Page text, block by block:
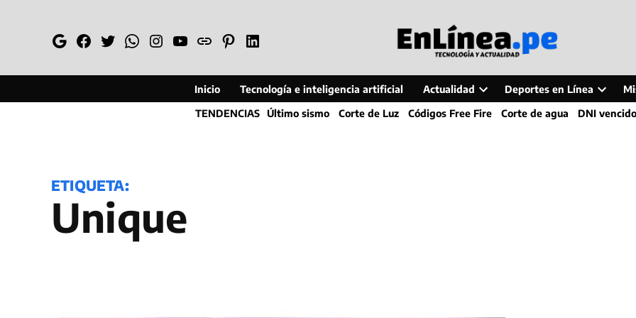
GoogleFacebook
TwitterWhatsapp
Instagram
YouTube
WebPinterestLinkedin
Inicio Tecnología e inteligencia artificial Actualidad
Open
dropdown
Deportes en Línea
Open
dropdown
TENDENCIAS Último sismo Corte de Luz Códigos Free Fire Corte de agua DNI vencido
ETIQUETA:
Unique